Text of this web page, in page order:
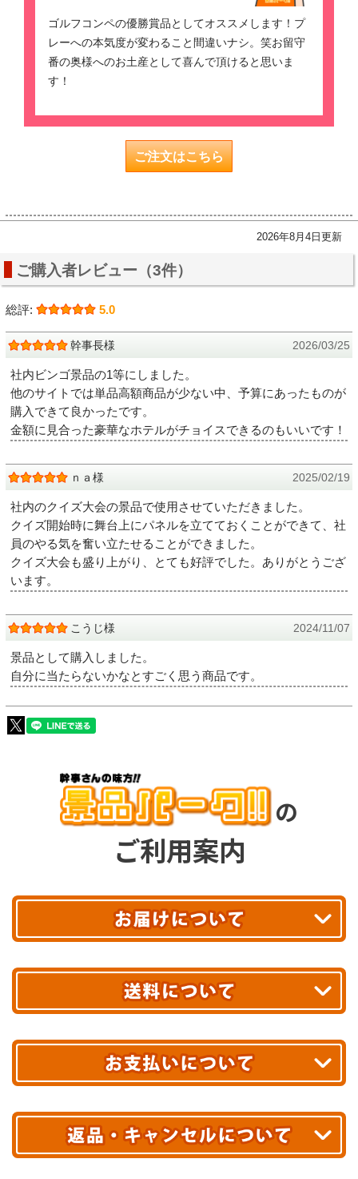
ゴルフコンペの優勝賞品としてオススメします！プ
レーへの本気度が変わること間違いナシ。笑お留守
番の奥様へのお土産として喜んで頂けると思いま
す！
ご注文はこちら
2026年8月4日更新
ご購入者レビュー（3件）
総評: 5.0
幹事長様 2026/03/25
社内ビンゴ景品の1等にしました。
他のサイトでは単品高額商品が少ない中、予算にあったものが
購入できて良かったです。
金額に見合った豪華なホテルがチョイスできるのもいいです！
ｎａ様 2025/02/19
社内のクイズ大会の景品で使用させていただきました。
クイズ開始時に舞台上にパネルを立てておくことができて、社
員のやる気を奮い立たせることができました。
クイズ大会も盛り上がり、とても好評でした。ありがとうござ
います。
こうじ様 2024/11/07
景品として購入しました。
自分に当たらないかなとすごく思う商品です。
の
ご利用案内
最短翌日お届け!
あす着エリアが対象です。
エリアやお届け日の確認はこちら▶
※ 配送業者による配送遅延が生じる可能性がございます。
※ 沖縄・離島はお届けできません。
送料無料!
10,000円未満 全国一律1,100円(税込)
配送業者
ヤマト運輸
クレジットカード